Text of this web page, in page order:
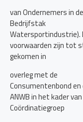
van Ondernemers in de
Bedrijfstak
Watersportindustrie).
voorwaarden zijn tot
gekomen in
overleg met de
Consumentenbond en
ANWB in het kader
Coördinatiegroep